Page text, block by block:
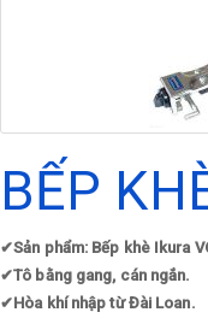
BẾP
✔Sản phẩm: Bếp khè Ikura
✔Tô bằng gang, cán ngắn.
✔Hòa khí nhập từ Đài Loan.​